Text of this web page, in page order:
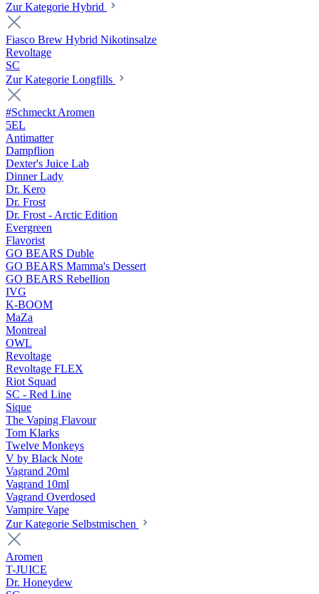
Zur Kategorie Hybrid
Fiasco Brew Hybrid Nikotinsalze
Revoltage
SC
Zur Kategorie Longfills
#Schmeckt Aromen
5EL
Antimatter
Dampflion
Dexter's Juice Lab
Dinner Lady
Dr. Kero
Dr. Frost
Dr. Frost - Arctic Edition
Evergreen
Flavorist
GO BEARS Duble
GO BEARS Mamma's Dessert
GO BEARS Rebellion
IVG
K-BOOM
MaZa
Montreal
OWL
Revoltage
Revoltage FLEX
Riot Squad
SC - Red Line
Sique
The Vaping Flavour
Tom Klarks
Twelve Monkeys
V by Black Note
Vagrand 20ml
Vagrand 10ml
Vagrand Overdosed
Vampire Vape
Zur Kategorie Selbstmischen
Aromen
T-JUICE
Dr. Honeydew